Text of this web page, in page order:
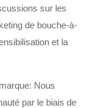
sur les
de bouche-à-
et la
Nous
par le biais de